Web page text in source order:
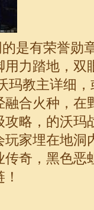
是有荣誉勋
用力踏地，
玛教主详细
合火种，在
略，的沃玛
家埋在地洞
奇，黑色恶